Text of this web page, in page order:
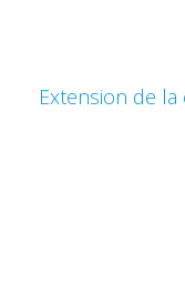
Extension de la